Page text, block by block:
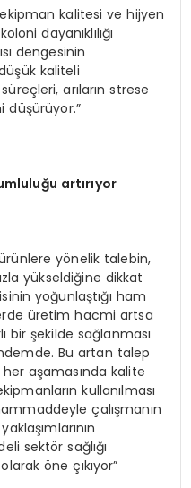
ekipman kalitesi ve hijyen
dayanıklılığı
dengesinin
kaliteli
arıların strese
düşürüyor.”
ğu artırıyor
yönelik talebin,
yükseldiğine dikkat
yoğunlaştığı ham
üretim hacmi artsa
bir şekilde sağlanması
Bu artan talep
aşamasında kalite
kullanılması
çalışmanın
sektör sağlığı
öne çıkıyor”